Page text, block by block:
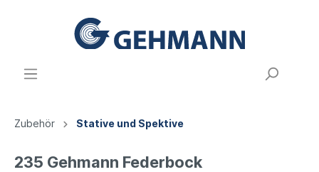
Zubehör Stative und Spektive
235 Gehmann Federbock